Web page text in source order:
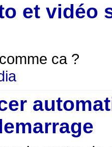
et vidéo
ca ?